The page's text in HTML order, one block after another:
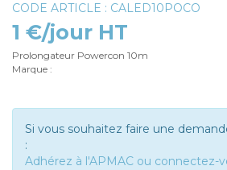
CODE ARTICLE : CALED10POCO
1 €/jour HT
Prolongateur Powercon 10m
Marque :
Si vous souhaitez faire une
:
Adhérez à l'APMAC ou connectez-